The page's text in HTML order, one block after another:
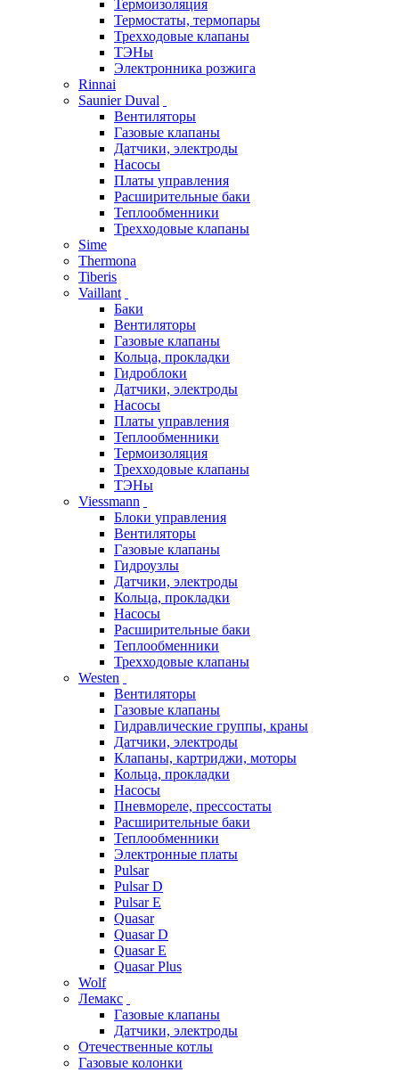
Термоизоляция
Термостаты, термопары
Трехходовые клапаны
ТЭНы
Электронника розжига
Rinnai
Saunier Duval
Вентиляторы
Газовые клапаны
Датчики, электроды
Насосы
Платы управления
Расширительные баки
Теплообменники
Трехходовые клапаны
Sime
Thermona
Tiberis
Vaillant
Баки
Вентиляторы
Газовые клапаны
Кольца, прокладки
Гидроблоки
Датчики, электроды
Насосы
Платы управления
Теплообменники
Термоизоляция
Трехходовые клапаны
ТЭНы
Viessmann
Блоки управления
Вентиляторы
Газовые клапаны
Гидроузлы
Датчики, электроды
Кольца, прокладки
Насосы
Расширительные баки
Теплообменники
Трехходовые клапаны
Westen
Вентиляторы
Газовые клапаны
Гидравлические группы, краны
Датчики, электроды
Клапаны, картриджи, моторы
Кольца, прокладки
Насосы
Пневмореле, прессостаты
Расширительные баки
Теплообменники
Электронные платы
Pulsar
Pulsar D
Pulsar E
Quasar
Quasar D
Quasar E
Quasar Plus
Wolf
Лемакс
Газовые клапаны
Датчики, электроды
Отечественные котлы
Газовые колонки